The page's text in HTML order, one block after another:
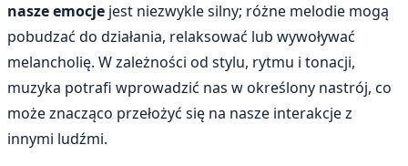
nasze emocje jest niezwykle silny; różne melodie mogą
pobudzać do działania, relaksować lub wywoływać
melancholię. W zależności od stylu, rytmu i tonacji,
muzyka potrafi wprowadzić nas w określony nastrój, co
może znacząco przełożyć się na nasze interakcje z
innymi ludźmi.